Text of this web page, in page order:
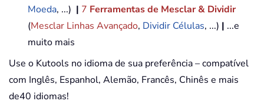
Moeda, ...) | 7 Ferramentas de Mesclar & Dividir
(Mesclar Linhas Avançado, Dividir Células, ...) | ...e
muito mais
Use o Kutools no idioma de sua preferência – compatível
com Inglês, Espanhol, Alemão, Francês, Chinês e mais
de40 idiomas!